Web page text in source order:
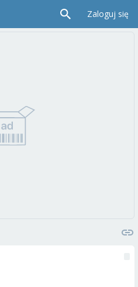
Zaloguj się